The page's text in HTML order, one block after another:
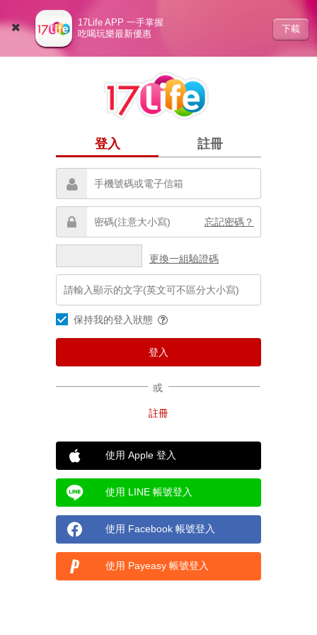
17Life APP 一手掌握
吃喝玩樂最新優惠
下載
登入 註冊
忘記密碼？
更換一組驗證碼
保持我的登入狀態
或
使用 Apple 登入
使用 LINE 帳號登入
使用 Facebook 帳號登入
使用 Payeasy 帳號登入